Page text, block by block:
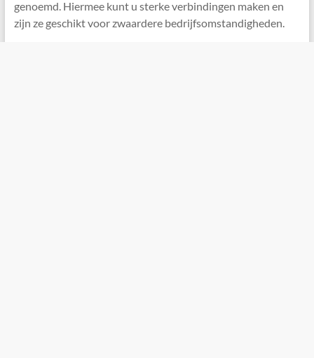
genoemd. Hiermee kunt u sterke verbindingen maken en
zijn ze geschikt voor zwaardere bedrijfsomstandigheden.